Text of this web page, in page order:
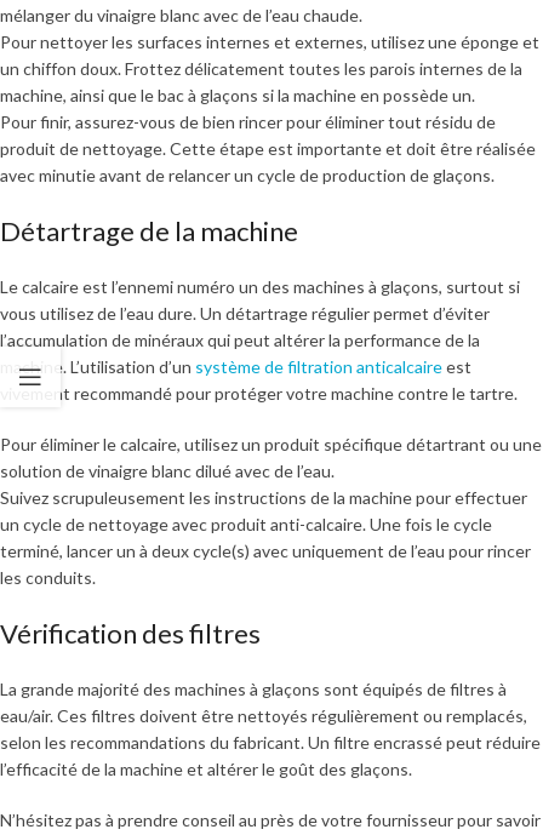
mélanger du vinaigre blanc avec de l’eau chaude.
Pour nettoyer les surfaces internes et externes, utilisez une éponge et
un chiffon doux. Frottez délicatement toutes les parois internes de la
machine, ainsi que le bac à glaçons si la machine en possède un.
Pour finir, assurez-vous de bien rincer pour éliminer tout résidu de
produit de nettoyage. Cette étape est importante et doit être réalisée
avec minutie avant de relancer un cycle de production de glaçons.
Détartrage de la machine
Le calcaire est l’ennemi numéro un des machines à glaçons, surtout si
vous utilisez de l’eau dure. Un détartrage régulier permet d’éviter
l’accumulation de minéraux qui peut altérer la performance de la
machine. L’utilisation d’un système de filtration anticalcaireest
vivement recommandé pour protéger votre machine contre le tartre.
Pour éliminer le calcaire, utilisez un produit spécifique détartrant ou une
solution de vinaigre blanc dilué avec de l’eau.
Suivez scrupuleusement les instructions de la machine pour effectuer
un cycle de nettoyage avec produit anti-calcaire. Une fois le cycle
terminé, lancer un à deux cycle(s) avec uniquement de l’eau pour rincer
les conduits.
Vérification des filtres
La grande majorité des machines à glaçons sont équipés de filtres à
eau/air. Ces filtres doivent être nettoyés régulièrement ou remplacés,
selon les recommandations du fabricant. Un filtre encrassé peut réduire
l’efficacité de la machine et altérer le goût des glaçons.
N’hésitez pas à prendre conseil au près de votre fournisseur pour savoir